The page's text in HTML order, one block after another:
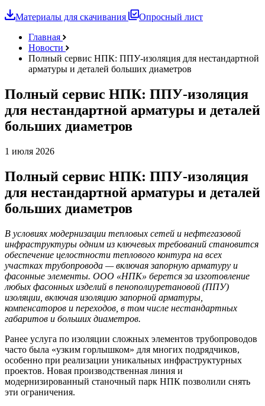
Материалы для скачивания
Опросный лист
Главная
Новости
Полный сервис НПК: ППУ-изоляция для нестандартной
арматуры и деталей больших диаметров
Полный сервис НПК: ППУ-изоляция
для нестандартной арматуры и деталей
больших диаметров
1 июля 2026
Полный сервис НПК: ППУ-изоляция
для нестандартной арматуры и деталей
больших диаметров
В условиях модернизации тепловых сетей и нефтегазовой
инфраструктуры одним из ключевых требований становится
обеспечение целостности теплового контура на всех
участках трубопровода — включая запорную арматуру и
фасонные элементы. ООО «НПК» берется за изготовление
любых фасонных изделий в пенополиуретановой (ППУ)
изоляции, включая изоляцию запорной арматуры,
компенсаторов и переходов, в том числе нестандартных
габаритов и больших диаметров.
Ранее услуга по изоляции сложных элементов трубопроводов
часто была «узким горлышком» для многих подрядчиков,
особенно при реализации уникальных инфраструктурных
проектов. Новая производственная линия и
модернизированный станочный парк НПК позволили снять
эти ограничения.